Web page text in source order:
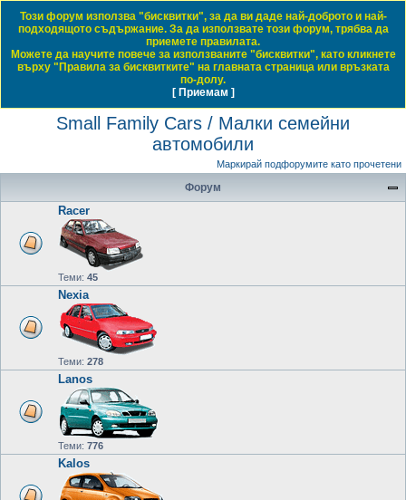
Daewoo & Chevrolet Club Bulgaria
ЧЗВ Правила на форума Влез
Регистрация
Начало форум Small Family Cars / Малки семейни автомобили
е
е
Виж активните теми
Small Family Cars / Малки семейни
автомобили
Маркирай подфорумите като прочетени
Форум
Racer
Теми: 45
Nexia
Теми: 278
Lanos
Теми: 776
Kalos
Този форум използва "бисквитки", за да ви даде най-доброто и най-
подходящото съдържание. За да използвате този форум, трябва да
приемете правилата.
Можете да научите повече за използваните "бисквитки", като кликнете
върху "Правила за бисквитките" на главната страница или връзката
по-долу.
[ Приемам ]